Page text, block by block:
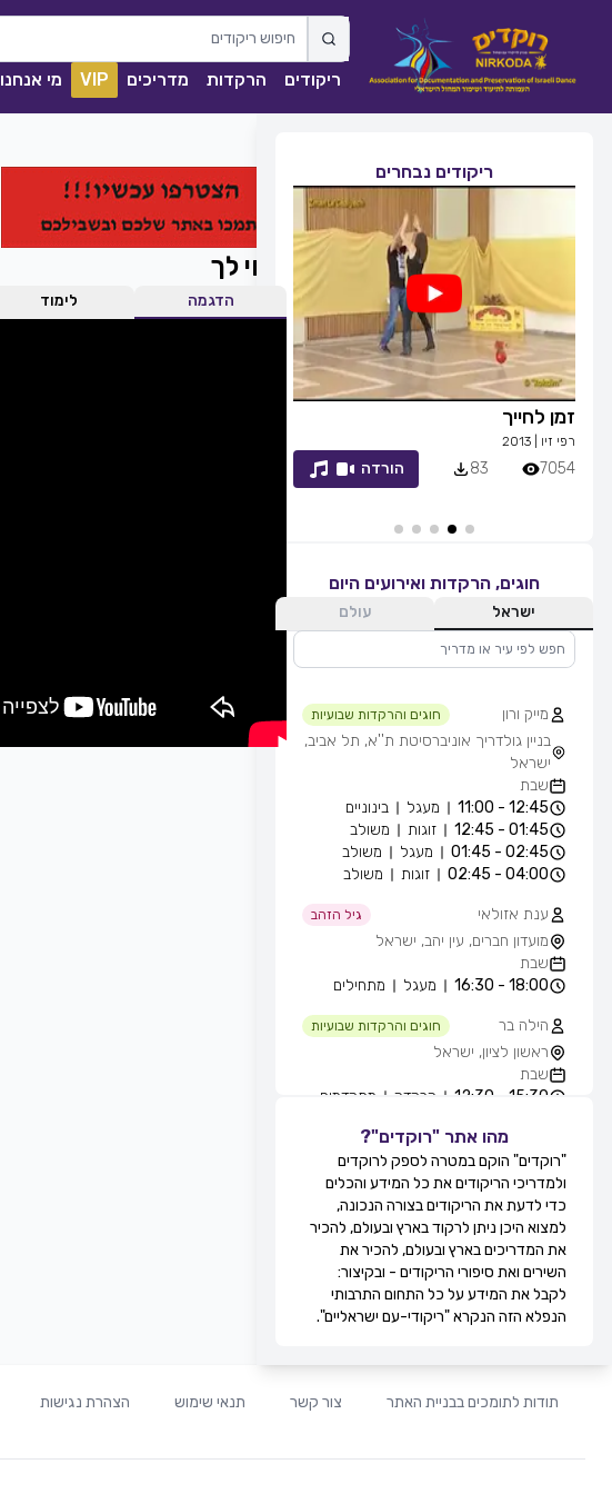
ריקודים הרקדות מדריכים VIP מי אנחנו
ריקודים נבחרים
זמן לחייך
רפי זיו 2013
7054
83 הורדה
חוגים, הרקדות ואירועים היום
ישראל עולם
מייק ורון חוגים והרקדות שבועיות
בניין גולדריך אוניברסיטת ת''א, תל אביב,
ישראל
שבת
12:45 - 11:00
מעגל
בינוניים
01:45 - 12:45
זוגות
משולב
02:45 - 01:45
מעגל
משולב
04:00 - 02:45
זוגות משולב
ענת אזולאי גיל הזהב
מועדון חברים, עין יהב, ישראל
שבת
18:00 - 16:30
מעגל מתחילים
הילה בר חוגים והרקדות שבועיות
ראשון לציון, ישראל
שבת
15:30 - 12:30
הרקדה מתקדמים
גילה סולומון לוי חוגים והרקדות שבועיות
טיילת בת ים - חוף הסלע, בחורף
מ-11:00, בת ים, ישראל
שבת
12:30 - 11:00
מעגל
מתקדמים
13:30 - 12:30
זוגות מתקדמים
מירי אקוני חוגים והרקדות שבועיות
קאנטרי דקל, זוגות בלבד, תל אביב,
21:30 - 20:30
זוגות
מהו אתר "רוקדים"?
"רוקדים" הוקם במטרה לספק לרוקדים
ולמדריכי הריקודים את כל המידע והכלים
כדי לדעת את הריקודים בצורה הנכונה,
למצוא היכן ניתן לרקוד בארץ ובעולם, להכיר
את המדריכים בארץ ובעולם, להכיר את
השירים ואת סיפורי הריקודים - ובקיצור:
לקבל את המידע על כל התחום התרבותי
הנפלא הזה הנקרא "ריקודי-עם ישראליים".
קחי לך
הדגמה
לימוד
תודות לתומכים בבניית האתר צור קשר תנאי שימוש הצהרת נגישות